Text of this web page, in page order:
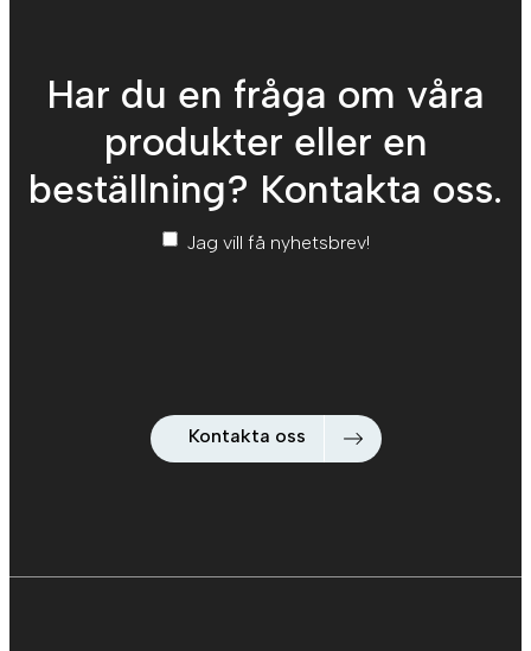
Har du en fråga om våra
produkter eller en
beställning? Kontakta oss.
Nyhetsbrev*
Jag vill få nyhetsbrev!
Kontakta oss